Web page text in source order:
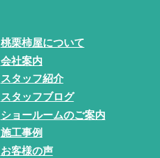
桃栗柿屋について
会社案内
スタッフ紹介
スタッフブログ
ショールームのご案内
施工事例
お客様の声